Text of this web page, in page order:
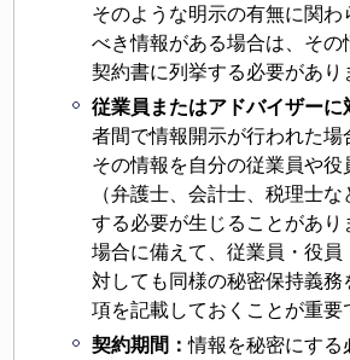
そのような明示の有無に関わ
べき情報がある場合は、その
契約書に列挙する必要があり
従業員またはアドバイザーに
者間で情報開示が行われた場
その情報を自分の従業員や役
（弁護士、会計士、税理士
する必要が生じることがあり
場合に備えて、従業員・役員
対しても同様の秘密保持義務
項を記載しておくことが重要
契約期間：情報を秘密にする